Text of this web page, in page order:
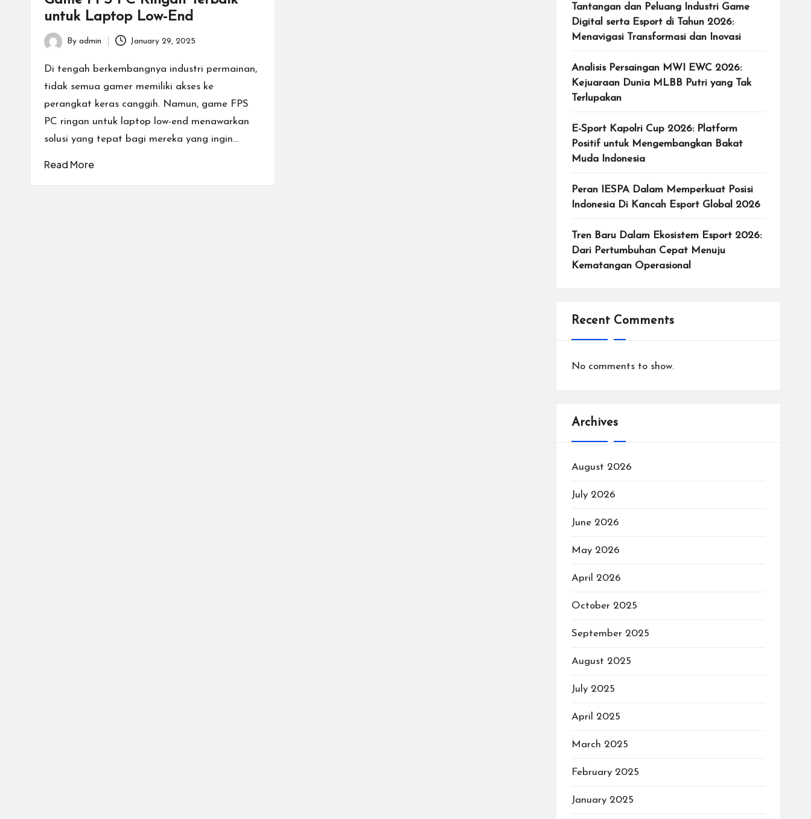
rtuntuk Laptop Low-End
Posted
by
By admin January 29, 2025
Di tengah berkembangnya industri permainan,
tidak semua gamer memiliki akses ke
perangkat keras canggih. Namun, game FPS
PC ringan untuk laptop low-end menawarkan
solusi yang tepat bagi mereka yang ingin…
Read More
Tantangan dan Peluang Industri Game
Digital serta Esport di Tahun 2026:
Menavigasi Transformasi dan Inovasi
Analisis Persaingan MWI EWC 2026:
Kejuaraan Dunia MLBB Putri yang Tak
Terlupakan
E-Sport Kapolri Cup 2026: Platform
Positif untuk Mengembangkan Bakat
Muda Indonesia
Peran IESPA Dalam Memperkuat Posisi
Indonesia Di Kancah Esport Global 2026
Tren Baru Dalam Ekosistem Esport 2026:
Dari Pertumbuhan Cepat Menuju
Kematangan Operasional
Recent Comments
No comments to show.
Archives
August 2026
July 2026
June 2026
May 2026
April 2026
October 2025
September 2025
August 2025
July 2025
April 2025
March 2025
February 2025
January 2025